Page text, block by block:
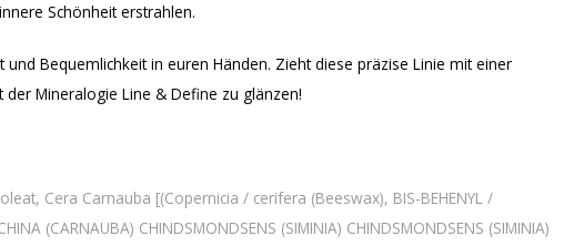
Schönheit erstrahlen.
Bequemlichkeit in euren Händen. Zieht diese präzise Linie mit einer
Mineralogie Line & Define zu glänzen!
Cera Carnauba [(Copernicia / cerifera (Beeswax), BIS-BEHENYL /
(CARNAUBA) CHINDSMONDSENS (SIMINIA) CHINDSMONDSENS (SIMINIA)